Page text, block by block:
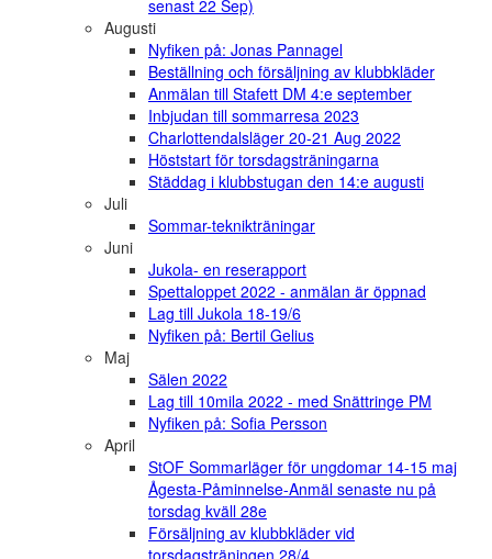
senast 22 Sep)
Augusti
Nyfiken på: Jonas Pannagel
Beställning och försäljning av klubbkläder
Anmälan till Stafett DM 4:e september
Inbjudan till sommarresa 2023
Charlottendalsläger 20-21 Aug 2022
Höststart för torsdagsträningarna
Städdag i klubbstugan den 14:e augusti
Juli
Sommar-teknikträningar
Juni
Jukola- en reserapport
Spettaloppet 2022 - anmälan är öppnad
Lag till Jukola 18-19/6
Nyfiken på: Bertil Gelius
Maj
Sälen 2022
Lag till 10mila 2022 - med Snättringe PM
Nyfiken på: Sofia Persson
April
StOF Sommarläger för ungdomar 14-15 maj
Ågesta-Påminnelse-Anmäl senaste nu på
torsdag kväll 28e
Försäljning av klubbkläder vid
torsdagsträningen 28/4